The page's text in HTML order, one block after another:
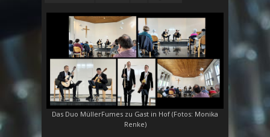
Das Duo MüllerFumes zu Gast in Hof (Fotos: Monika
Renke)